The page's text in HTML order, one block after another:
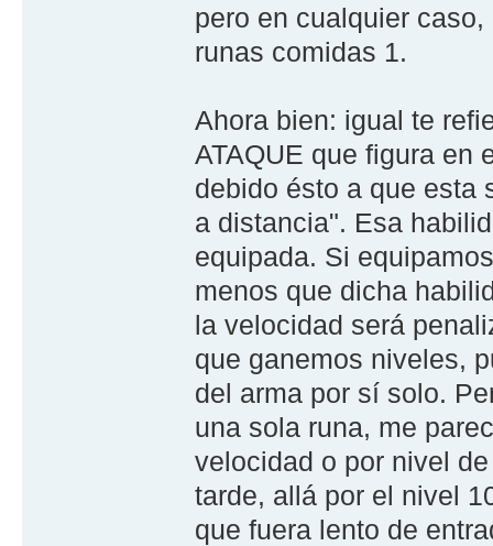
pero en cualquier
runas comidas 1.
Ahora bien: igual te
ATAQUE que figura en
debido ésto a que esta
a distancia". Esa
equipada. Si
menos que dicha
la velocidad será
que ganemos niveles,
del arma por sí solo.
una sola runa, me
velocidad o por nivel
tarde, allá por el nivel
que fuera lento de